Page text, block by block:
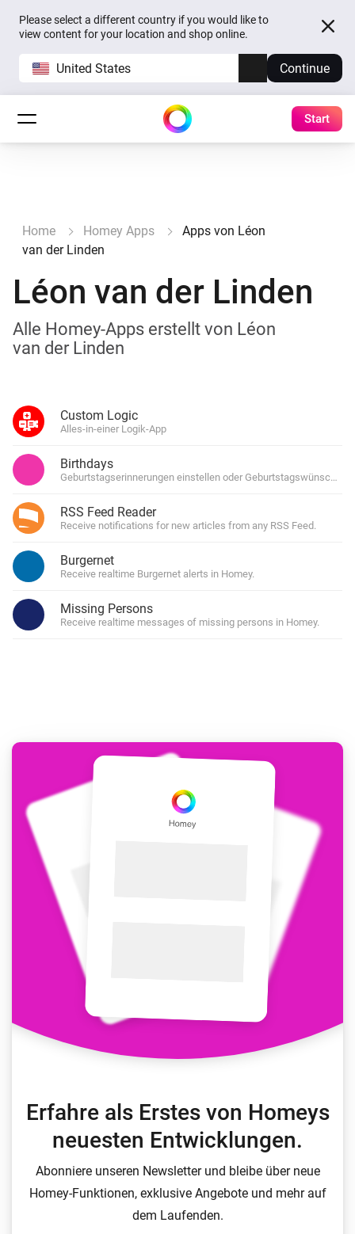
Please select a different country if you would like to
view content for your location and shop online.
United States Continue
Start
Home Homey Apps
Apps von Léon
van der Linden
Léon van der Linden
Alle Homey-Apps erstellt von Léon
van der Linden
Custom Logic
Alles-in-einer Logik-App
Birthdays
Geburtstagserinnerungen einstellen oder Geburtstagswünsche
RSS Feed Reader
Receive notifications for new articles from any RSS Feed.
Burgernet
Receive realtime Burgernet alerts in Homey.
Missing Persons
Receive realtime messages of missing persons in Homey.
Erfahre als Erstes von Homeys
neuesten Entwicklungen.
Abonniere unseren Newsletter und bleibe über neue
Homey-Funktionen, exklusive Angebote und mehr auf
dem Laufenden.